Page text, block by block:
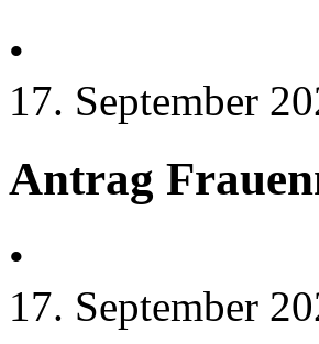
•
17. September
Antrag
•
17. September